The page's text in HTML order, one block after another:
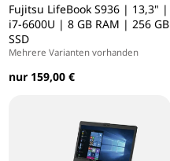
Fujitsu LifeBook S936 | 13,3" |
i7-6600U | 8 GB RAM | 256 GB
SSD
Mehrere Varianten vorhanden
nur 159,00 €